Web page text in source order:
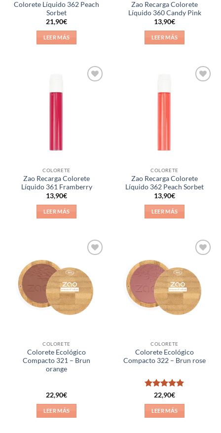
Colorete Líquido 362 Peach
Sorbet
21,90€
LEER MÁS
Zao Recarga Colorete
Líquido 360 Candy Pink
13,90€
LEER MÁS
COLORETE
Zao Recarga Colorete
Líquido 361 Framberry
13,90€
LEER MÁS
COLORETE
Zao Recarga Colorete
Líquido 362 Peach Sorbet
13,90€
LEER MÁS
lista de
deseos
COLORETE
Colorete Ecológico
Compacto 321 – Brun
orange
22,90€
LEER MÁS
lista de
deseos
COLORETE
Colorete Ecológico
Compacto 322 – Brun rose
Valorado
con5de 5
22,90€
LEER MÁS